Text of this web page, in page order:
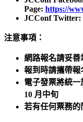
Page: https://
JCConf Twitter:
注意事項：
網路報名請妥善
報到時請攜帶
電子發票將統
10 月中旬
若有任何票務的